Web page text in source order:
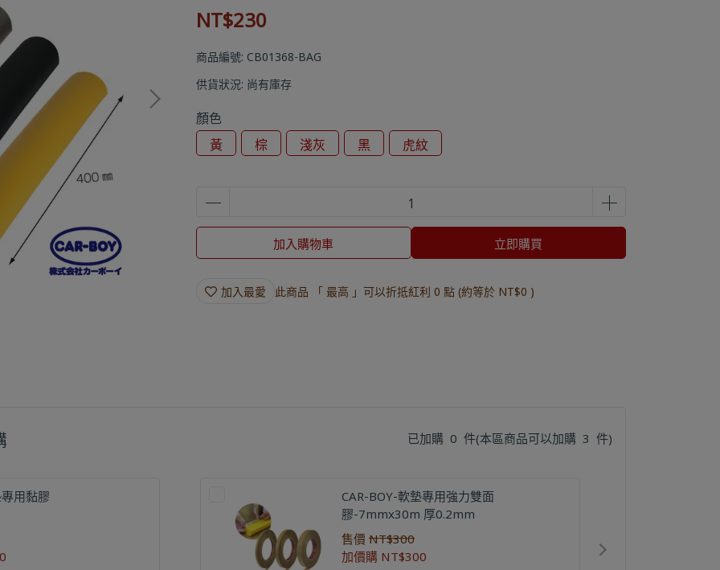
NT$230
商品編號: CB01368-BAG
供貨狀況: 尚有庫存
顏色
黃
棕 淺灰 黑 虎紋
加入購物車 立即購買
加入最愛 此商品 「 最高 」可以折抵紅利 0 點 (約等於 NT$0 )
已加購 0 件(本區商品可以加購 3 件)
用黏膠
CAR-BOY-軟墊專用強力雙面
膠-7mmx30m 厚0.2mm
售價NT$300
加價購NT$300